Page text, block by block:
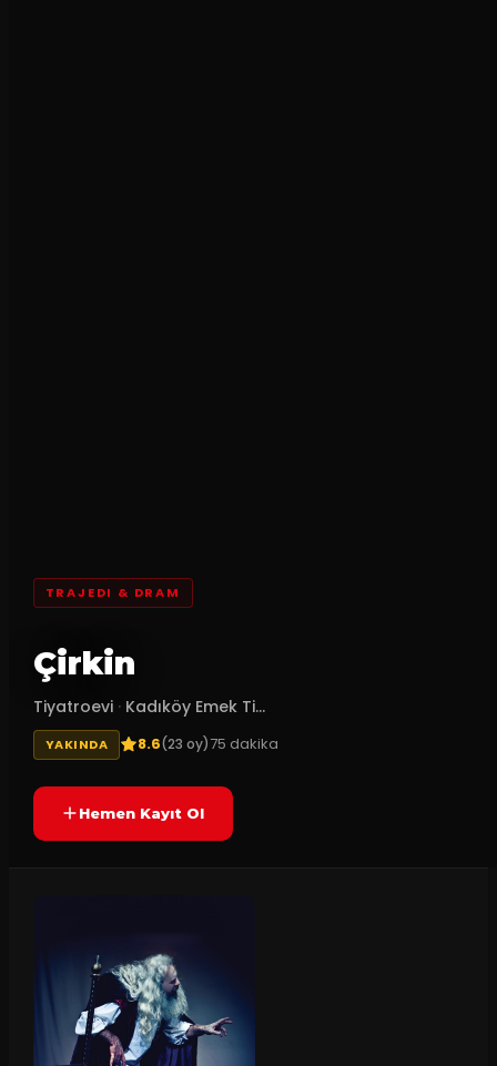
TRAJEDI & DRAM
Çirkin
Tiyatroevi · Kadıköy Emek Ti...
YAKINDA 8.6(23 oy)75 dakika
Hemen Kayıt Ol